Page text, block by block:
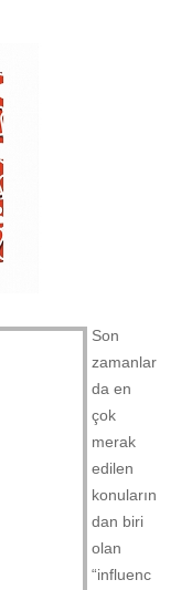
Son
zamanlar
da en
çok
merak
edilen
konuların
dan biri
olan
“influenc